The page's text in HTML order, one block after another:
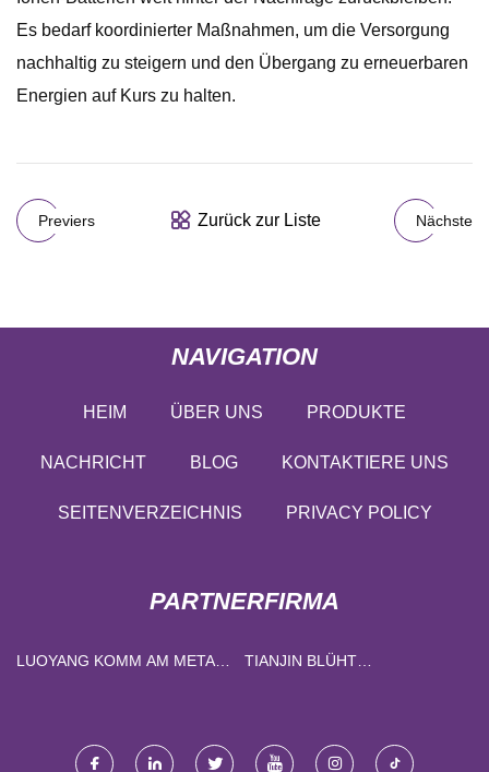
Es bedarf koordinierter Maßnahmen, um die Versorgung
nachhaltig zu steigern und den Übergang zu erneuerbaren
Energien auf Kurs zu halten.
Previers Zurück zur Liste Nächste
NAVIGATION
HEIM ÜBER UNS PRODUKTE
NACHRICHT BLOG KONTAKTIERE UNS
SEITENVERZEICHNIS PRIVACY POLICY
PARTNERFIRMA
LUOYANG KOMM AM METALL
TIANJIN BLÜHT